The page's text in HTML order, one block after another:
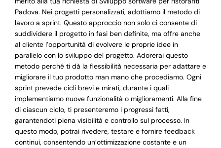
Padova. Nei progetti personalizzati, adottiamo il metodo di
lavoro a sprint. Questo approccio non solo ci consente di
suddividere il progetto in fasi ben definite, ma offre anche
al cliente l’opportunità di evolvere le proprie idee in
parallelo con lo sviluppo del progetto. Adorerai questo
metodo perché ti dà la flessibilità necessaria per adattare e
migliorare il tuo prodotto man mano che procediamo. Ogni
sprint prevede cicli brevi e mirati, durante i quali
implementiamo nuove funzionalità o miglioramenti. Alla fine
di ciascun ciclo, ti presenteremo i progressi fatti,
garantendoti piena visibilità e controllo sul processo. In
questo modo, potrai rivedere, testare e fornire feedback
continui, consentendo un’ottimizzazione costante e un